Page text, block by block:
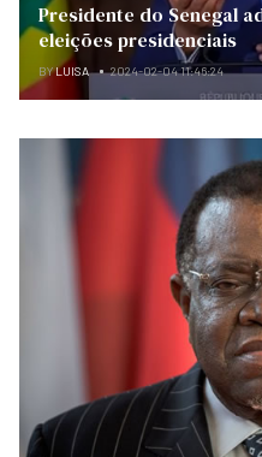
Presidente do Senegal
eleições presidenciais
BYLUISA 2024-02-04 11:46:24